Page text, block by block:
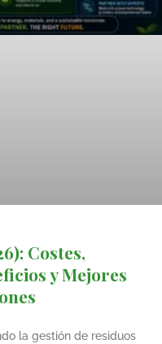
Costes,
y Mejores
la gestión de residuos